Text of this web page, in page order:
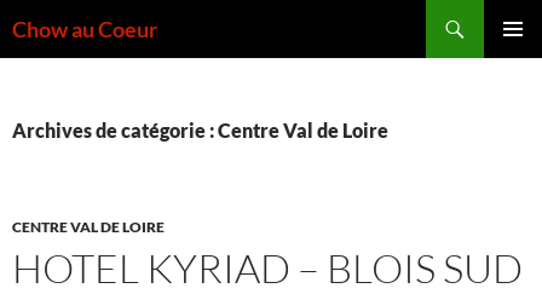
auChow au Coeur
Archives de catégorie : Centre Val de Loire
CENTRE VAL DE LOIRE
HOTEL KYRIAD – BLOIS SUD